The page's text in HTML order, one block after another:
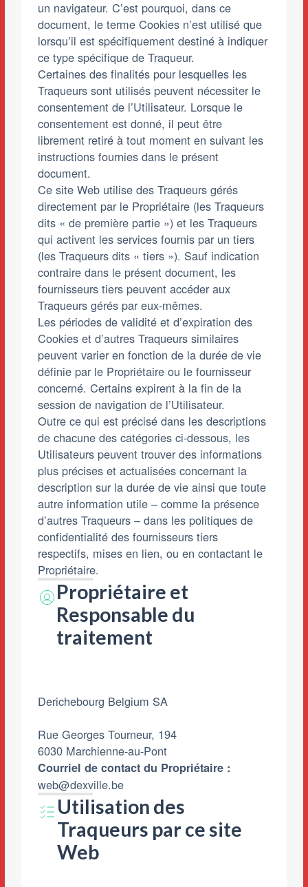
un navigateur. C’est pourquoi, dans ce
document, le terme Cookies n’est utilisé que
lorsqu’il est spécifiquement destiné à indiquer
ce type spécifique de Traqueur.
Certaines des finalités pour lesquelles les
Traqueurs sont utilisés peuvent nécessiter le
consentement de l’Utilisateur. Lorsque le
consentement est donné, il peut être
librement retiré à tout moment en suivant les
instructions fournies dans le présent
document.
Ce site Web utilise des Traqueurs gérés
directement par le Propriétaire (les Traqueurs
dits « de première partie ») et les Traqueurs
qui activent les services fournis par un tiers
(les Traqueurs dits « tiers »). Sauf indication
contraire dans le présent document, les
fournisseurs tiers peuvent accéder aux
Traqueurs gérés par eux-mêmes.
Les périodes de validité et d’expiration des
Cookies et d’autres Traqueurs similaires
peuvent varier en fonction de la durée de vie
définie par le Propriétaire ou le fournisseur
concerné. Certains expirent à la fin de la
session de navigation de l’Utilisateur.
Outre ce qui est précisé dans les descriptions
de chacune des catégories ci-dessous, les
Utilisateurs peuvent trouver des informations
plus précises et actualisées concernant la
description sur la durée de vie ainsi que toute
autre information utile – comme la présence
d’autres Traqueurs – dans les politiques de
confidentialité des fournisseurs tiers
respectifs, mises en lien, ou en contactant le
Propriétaire.
Propriétaire et
Responsable du
traitement
Derichebourg Belgium SA
Rue Georges Tourneur, 194
6030 Marchienne-au-Pont
Courriel de contact du Propriétaire :
web@dexville.be
Utilisation des
Traqueurs par ce site
Web